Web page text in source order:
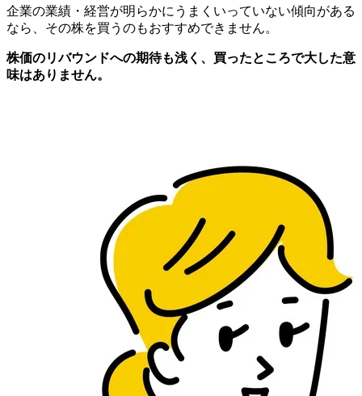
企業の業績・経営が明らかにうまくいっていない傾向がある
なら、その株を買うのもおすすめできません。
株価のリバウンドへの期待も浅く、買ったところで大した意
味はありません。